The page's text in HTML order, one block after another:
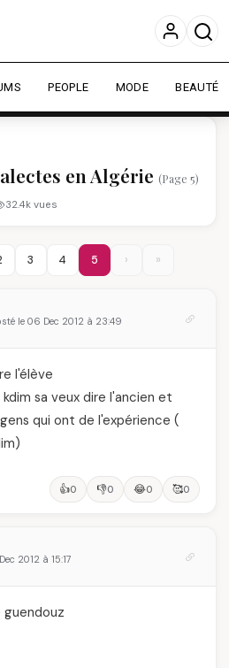
pour améliorer votre
l'audience.
En savoir plus
Personnaliser
PEOPLE MODE BEAUTÉ
en Algérie (Page 5)
32.4k vues
3 4 5 › »
le 06 Dec 2012 à 23:49
l'élève
sa veux dire l'ancien et
qui ont de l'expérience (
👍0 👎0 😂0 🥰0
2012 à 15:17
guendouz